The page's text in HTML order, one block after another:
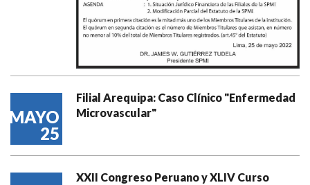
MAYO
25
Filial Arequipa: Caso Clínico "Enfermedad
Microvascular"
XXII Congreso Peruano y XLIV Curso